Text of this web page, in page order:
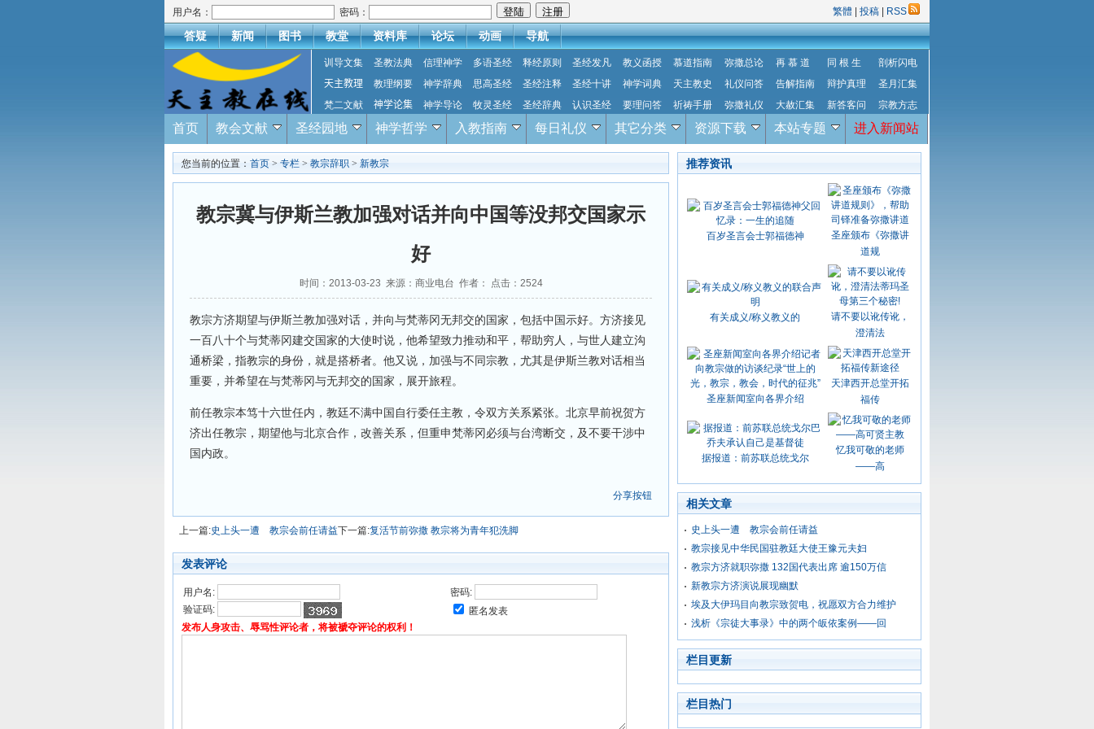
用户名： 密码： 繁體 投稿 RSS
答疑 新闻 图书 教堂 资料库 论坛 动画 导航
训导文集 圣教法典 信理神学 多语圣经 释经原则 圣经发凡 教义函授 慕道指南 弥撒总论 再 慕 道 同 根 生
剖析闪电
天主教理
教理纲要 神学辞典 思高圣经 圣经注释 圣经十讲 神学词典 天主教史 礼仪问答 告解指南 辩护真理
圣月汇集
梵二文献
神学论集 神学导论 牧灵圣经 圣经辞典 认识圣经 要理问答 祈祷手册 弥撒礼仪 大赦汇集 新答客问 宗教方志
首页 教会文献 圣经园地 神学哲学 入教指南 每日礼仪 其它分类 资源下载 本站专题 进入新闻站
您当前的位置： 首页 > 专栏 > 教宗辞职 > 新教宗
教宗冀与伊斯兰教加强对话并向中国等没邦交国家示
好
时间：2013-03-23 来源：商业电台 作者： 点击： 2524
教宗方济期望与伊斯兰教加强对话，并向与梵蒂冈无邦交的国家，包括中国示好。方济接见
一百八十个与梵蒂冈建交国家的大使时说，他希望致力推动和平，帮助穷人，与世人建立沟
通桥梁，指教宗的身份，就是搭桥者。他又说，加强与不同宗教，尤其是伊斯兰教对话相当
重要，并希望在与梵蒂冈与无邦交的国家，展开旅程。
前任教宗本笃十六世任内，教廷不满中国自行委任主教，令双方关系紧张。北京早前祝贺方
济出任教宗，期望他与北京合作，改善关系，但重申梵蒂冈必须与台湾断交，及不要干涉中
国内政。
分享按钮
上一篇:史上头一遭 教宗会前任请益下一篇:复活节前弥撒 教宗将为青年犯洗脚
发表评论
用户名:
密码:
验证码:
匿名发表
发布人身攻击、辱骂性评论者，将被褫夺评论的权利！
推荐资讯
百岁圣言会士郭福德神
圣座颁布《弥撒讲
道规
有关成义/称义教义的
请不要以讹传讹，
澄清法
圣座新闻室向各界介绍
天津西开总堂开拓
福传
据报道：前苏联总统戈尔
忆我可敬的老师
——高
相关文章
史上头一遭 教宗会前任请益
教宗接见中华民国驻教廷大使王豫元夫妇
教宗方济就职弥撒 132国代表出席 逾150万信
新教宗方济演说展现幽默
埃及大伊玛目向教宗致贺电，祝愿双方合力维护
浅析《宗徒大事录》中的两个皈依案例——回
栏目更新
栏目热门